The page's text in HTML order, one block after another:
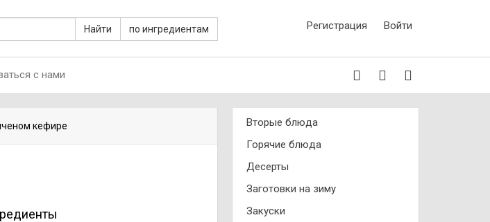
Найти по ингредиентам Регистрация Войти
с нами
кефире
Вторые блюда
Горячие блюда
Десерты
Заготовки на зиму
Закуски